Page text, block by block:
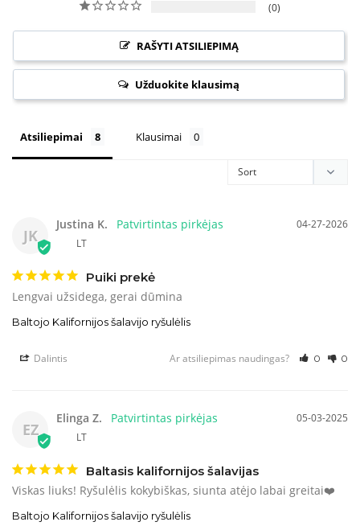
0
RAŠYTI ATSILIEPIMĄ
Užduokite klausimą
Atsiliepimai Klausimai
JK
04-27-2026
Justina K.
LT
Puiki prekė
Lengvai užsidega, gerai dūmina
Baltojo Kalifornijos šalavijo ryšulėlis
Dalintis Ar atsiliepimas naudingas? 0 0
EZ
05-03-2025
Elinga Z.
LT
Baltasis kalifornijos šalavijas
Viskas liuks! Ryšulėlis kokybiškas, siunta atėjo labai greitai❤️
Baltojo Kalifornijos šalavijo ryšulėlis